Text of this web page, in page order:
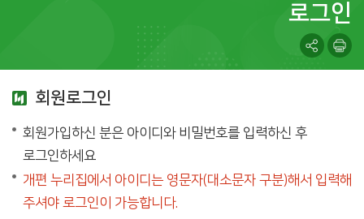
로그인
회원로그인
회원가입하신 분은 아이디와 비밀번호를 입력하신 후
로그인하세요
개편 누리집에서 아이디는 영문자(대소문자 구분)해서 입력해
주셔야 로그인이 가능합니다.